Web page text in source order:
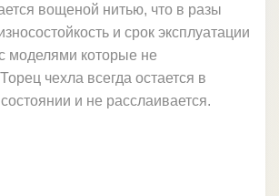
вощеной нитью, что в разы
и срок эксплуатации
моделями которые не
чехла всегда остается в
и не расслаивается.